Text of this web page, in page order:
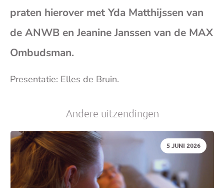
praten hierover met Yda Matthijssen van
de ANWB en Jeanine Janssen van de MAX
Ombudsman.
Presentatie: Elles de Bruin.
Andere uitzendingen
DATUM:
5 JUNI 2026